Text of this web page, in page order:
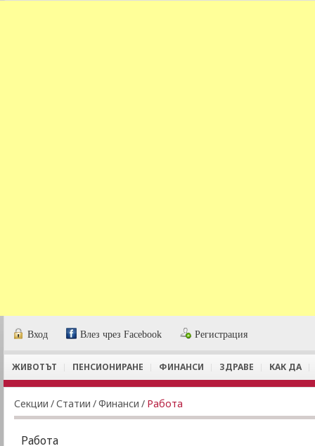
Вход Влез чрез Facebook Регистрация
ЖИВОТЪТ ПЕНСИОНИРАНЕ ФИНАНСИ ЗДРАВЕ КАК ДА
Секции /Статии /Финанси / Работа
Работа